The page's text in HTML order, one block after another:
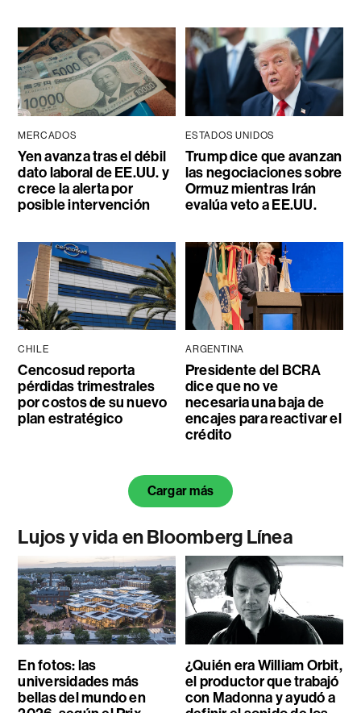
MERCADOS
Yen avanza tras el débil
dato laboral de EE.UU. y
crece la alerta por
posible intervención
ESTADOS UNIDOS
Trump dice que avanzan
las negociaciones sobre
Ormuz mientras Irán
evalúa veto a EE.UU.
CHILE
Cencosud reporta
pérdidas trimestrales
por costos de su nuevo
plan estratégico
ARGENTINA
Presidente del BCRA
dice que no ve
necesaria una baja de
encajes para reactivar el
crédito
Cargar más
Lujos y vida en Bloomberg Línea
En fotos: las
universidades más
bellas del mundo en
¿Quién era William Orbit,
el productor que trabajó
con Madonna y ayudó a